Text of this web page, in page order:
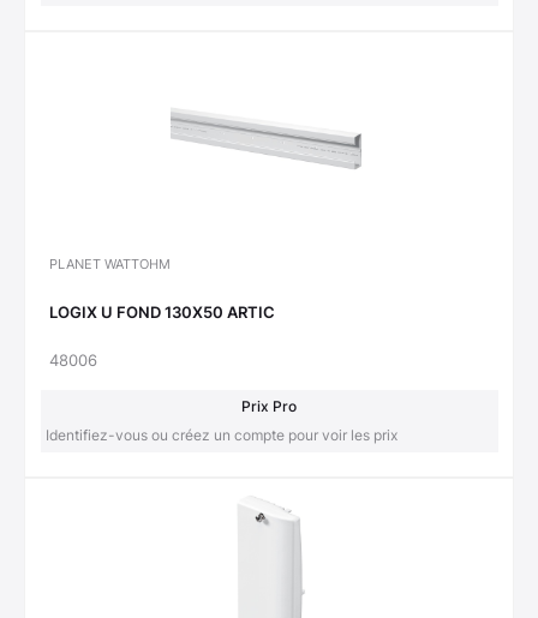
PLANET WATTOHM
LOGIX U FOND 130X50 ARTIC
48006
Prix Pro
Identifiez-vous ou créez un compte pour voir les prix